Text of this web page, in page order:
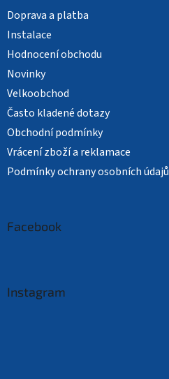
Doprava a platba
Instalace
Hodnocení obchodu
Novinky
Velkoobchod
Často kladené dotazy
Obchodní podmínky
Vrácení zboží a reklamace
Podmínky ochrany osobních údajů
Facebook
Instagram